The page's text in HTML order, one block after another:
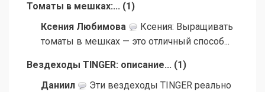
Томаты в мешках:... (1 )
Ксения Любимова
Ксения: Выращивать
томаты в мешках — это отличный способ...
Вездеходы TINGER: описание... (1 )
Даниил
Эти вездеходы TINGER реально